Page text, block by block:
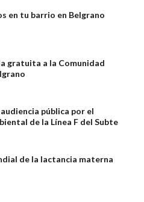
en tu barrio en Belgrano
gratuita a la Comunidad
pública por el
de la Línea F del Subte
de la lactancia materna